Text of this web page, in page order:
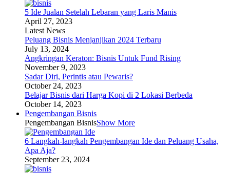
5 Ide Jualan Setelah Lebaran yang Laris Manis
April 27, 2023
Latest News
Peluang Bisnis Menjanjikan 2024 Terbaru
July 13, 2024
Angkringan Keraton: Bisnis Untuk Fund Rising
November 9, 2023
Sadar Diri, Perintis atau Pewaris?
October 24, 2023
Belajar Bisnis dari Harga Kopi di 2 Lokasi Berbeda
October 14, 2023
Pengembangan Bisnis
Pengembangan BisnisShow More
6 Langkah-langkah Pengembangan Ide dan Peluang Usaha,
Apa Aja?
September 23, 2024